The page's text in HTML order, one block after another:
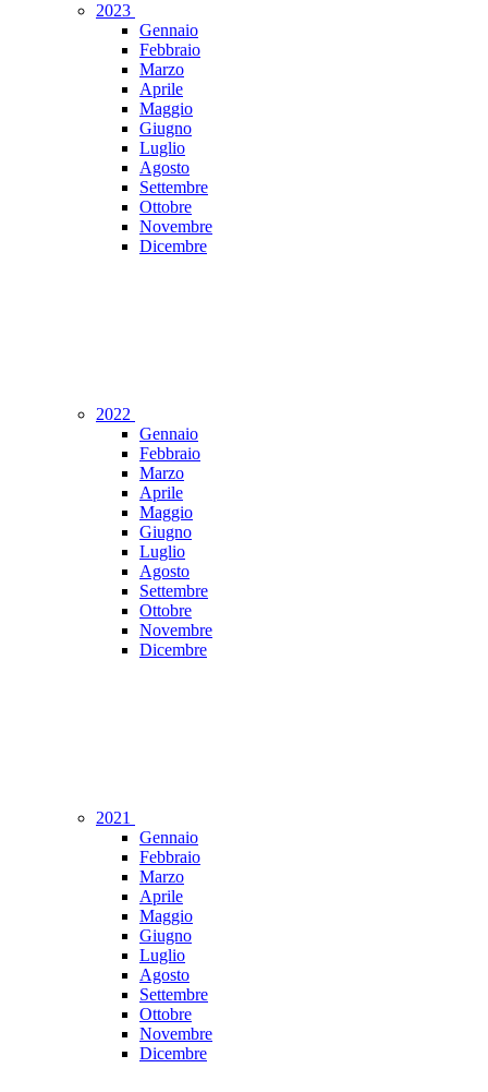
2023
Gennaio
Febbraio
Marzo
Aprile
Maggio
Giugno
Luglio
Agosto
Settembre
Ottobre
Novembre
Dicembre
2022
Gennaio
Febbraio
Marzo
Aprile
Maggio
Giugno
Luglio
Agosto
Settembre
Ottobre
Novembre
Dicembre
2021
Gennaio
Febbraio
Marzo
Aprile
Maggio
Giugno
Luglio
Agosto
Settembre
Ottobre
Novembre
Dicembre